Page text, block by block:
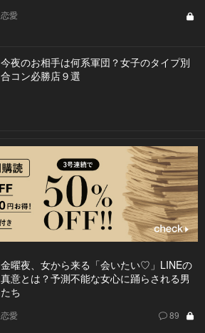
恋愛
今夜のお相手は何系軍団？女子のタイプ別
合コン必勝店９選
金曜夜、女から来る「会いたい♡」LINEの
真意とは？予測不能な女心に踊らされる男
たち
恋愛 89